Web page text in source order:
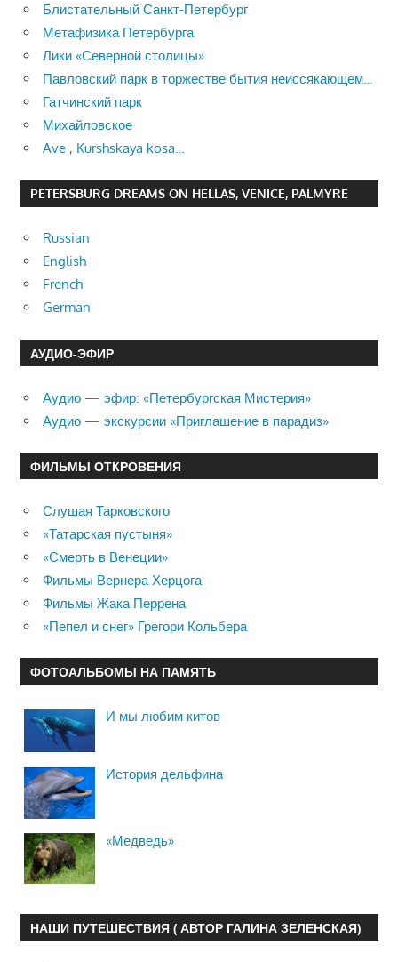
Блистательный Санкт-Петербург
Метафизика Петербурга
Лики «Северной столицы»
Павловский парк в торжестве бытия неиссякающем…
Гатчинский парк
Михайловское
Ave , Kurshskaya kosa…
PETERSBURG DREAMS ON HELLAS, VENICE, PALMYRE
Russian
English
French
German
АУДИО-ЭФИР
Аудио — эфир: «Петербургская Мистерия»
Аудио — экскурсии «Приглашение в парадиз»
ФИЛЬМЫ ОТКРОВЕНИЯ
Слушая Тарковского
«Татарская пустыня»
«Смерть в Венеции»
Фильмы Вернера Херцога
Фильмы Жака Перрена
«Пепел и снег» Грегори Кольбера
ФОТОАЛЬБОМЫ НА ПАМЯТЬ
И мы любим китов
История дельфина
«Медведь»
НАШИ ПУТЕШЕСТВИЯ ( АВТОР ГАЛИНА ЗЕЛЕНСКАЯ)